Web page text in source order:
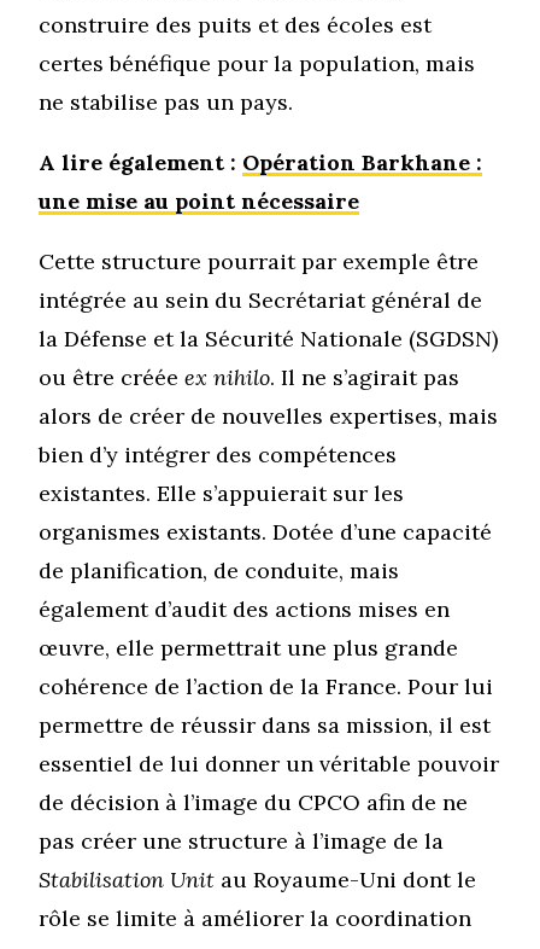
construire des puits et des écoles est
certes bénéfique pour la population, mais
ne stabilise pas un pays.
A lire également : Opération Barkhane :
une mise au point nécessaire
Cette structure pourrait par exemple être
intégrée au sein du Secrétariat général de
la Défense et la Sécurité Nationale (SGDSN)
ou être crééeex nihilo. Il ne s’agirait pas
alors de créer de nouvelles expertises, mais
bien d’y intégrer des compétences
existantes. Elle s’appuierait sur les
organismes existants. Dotée d’une capacité
de planification, de conduite, mais
également d’audit des actions mises en
œuvre, elle permettrait une plus grande
cohérence de l’action de la France. Pour lui
permettre de réussir dans sa mission, il est
essentiel de lui donner un véritable pouvoir
de décision à l’image du CPCO afin de ne
pas créer une structure à l’image de la
Stabilisation Unit au Royaume-Uni dont le
rôle se limite à améliorer la coordination